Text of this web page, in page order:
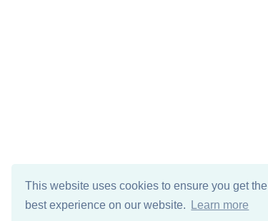
This website uses cookies to ensure you get the
best experience on our website.
Learn more